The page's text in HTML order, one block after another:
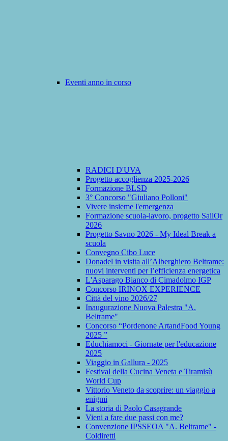
Eventi anno in corso
RADICI D'UVA
Progetto accoglienza 2025-2026
Formazione BLSD
3° Concorso "Giuliano Polloni"
Vivere insieme l'emergenza
Formazione scuola-lavoro, progetto SailOr
2026
Progetto Savno 2026 - My Ideal Break a
scuola
Convegno Cibo Luce
Donadel in visita all’Alberghiero Beltrame:
nuovi interventi per l’efficienza energetica
L'Asparago Bianco di Cimadolmo IGP
Concorso IRINOX EXPERIENCE
Città del vino 2026/27
Inaugurazione Nuova Palestra "A.
Beltrame"
Concorso “Pordenone ArtandFood Young
2025 ”
Educhiamoci - Giornate per l'educazione
2025
Viaggio in Gallura - 2025
Festival della Cucina Veneta e Tiramisù
World Cup
Vittorio Veneto da scoprire: un viaggio a
enigmi
La storia di Paolo Casagrande
Vieni a fare due passi con me?
Convenzione IPSSEOA "A. Beltrame" -
Coldiretti